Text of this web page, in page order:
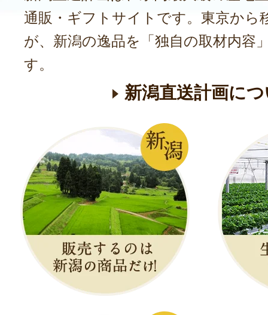
通販・ギフトサイトです。東京から
が、新潟の逸品を「独自の取材内容
す。
新潟直送計画に